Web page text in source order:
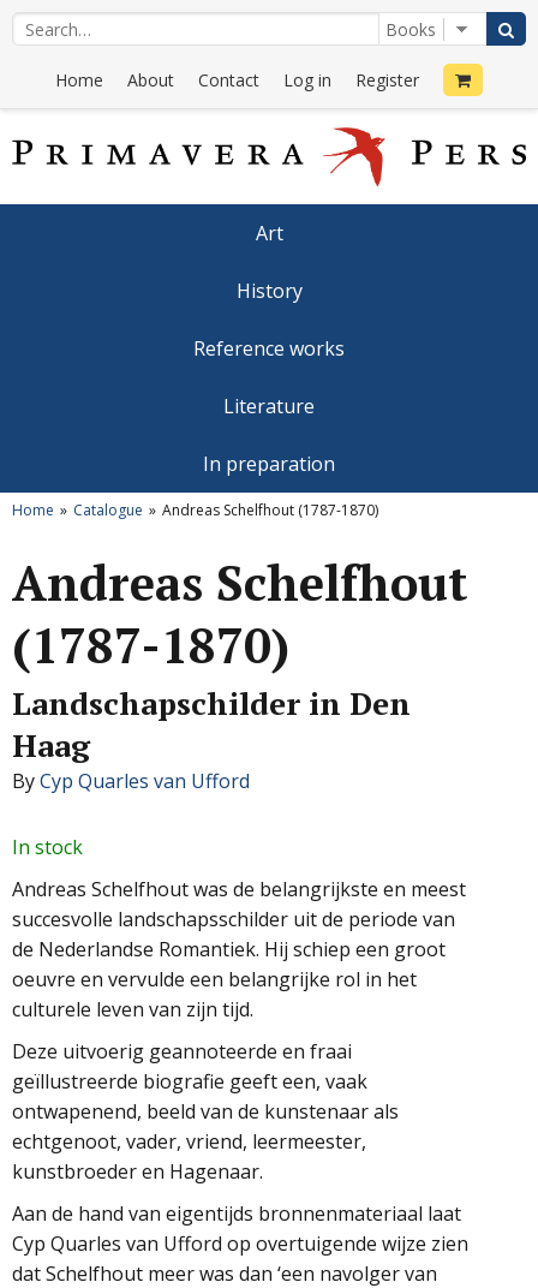
Home About Contact Log in Register
Art
History
Reference works
Literature
In preparation
Home Catalogue Andreas Schelfhout (1787-1870)
Andreas Schelfhout
(1787-1870)
Landschapschilder in Den
Haag
ByCyp Quarles van Ufford
In stock
Andreas Schelfhout was de belangrijkste en meest
succesvolle landschapsschilder uit de periode van
de Nederlandse Romantiek. Hij schiep een groot
oeuvre en vervulde een belangrijke rol in het
culturele leven van zijn tijd.
Deze uitvoerig geannoteerde en fraai
geïllustreerde biografie geeft een, vaak
ontwapenend, beeld van de kunstenaar als
echtgenoot, vader, vriend, leermeester,
kunstbroeder en Hagenaar.
Aan de hand van eigentijds bronnenmateriaal laat
Cyp Quarles van Ufford op overtuigende wijze zien
dat Schelfhout meer was dan ‘een navolger van